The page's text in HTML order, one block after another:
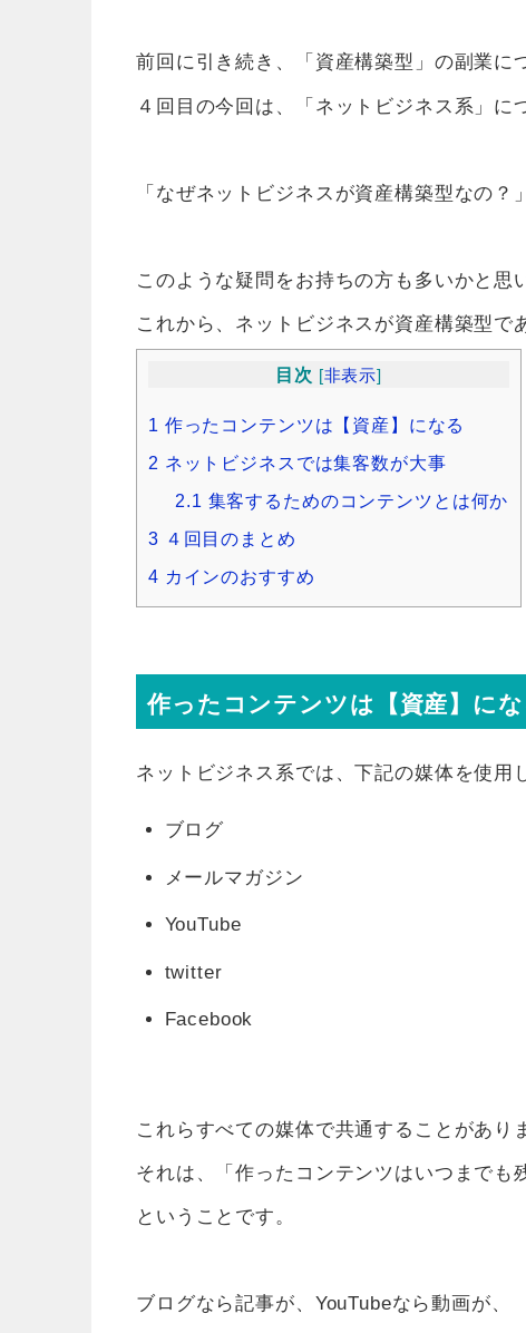
前回に引き続き、「資産構築型」の副業に
４回目の今回は、「ネットビジネス系」に
「なぜネットビジネスが資産構築型なの？」
このような疑問をお持ちの方も多いかと思
これから、ネットビジネスが資産構築型で
目次 [非表示]
1 作ったコンテンツは【資産】になる
2 ネットビジネスでは集客数が大事
2.1 集客するためのコンテンツとは何か
3 ４回目のまとめ
4 カインのおすすめ
作ったコンテンツは【資産】にな
ネットビジネス系では、下記の媒体を使用
ブログ
メールマガジン
YouTube
twitter
Facebook
これらすべての媒体で共通することがあり
それは、「作ったコンテンツはいつまでも
ということです。
ブログなら記事が、YouTubeなら動画が、